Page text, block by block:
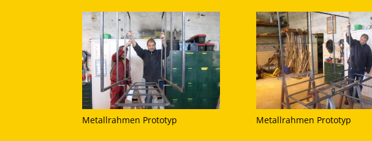
Metallrahmen Prototyp Metallrahmen Prototyp